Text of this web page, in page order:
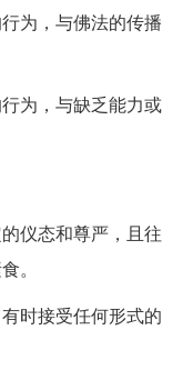
为，与佛法的传播
为，与缺乏能力或
仪态和尊严，且往
。
时接受任何形式的